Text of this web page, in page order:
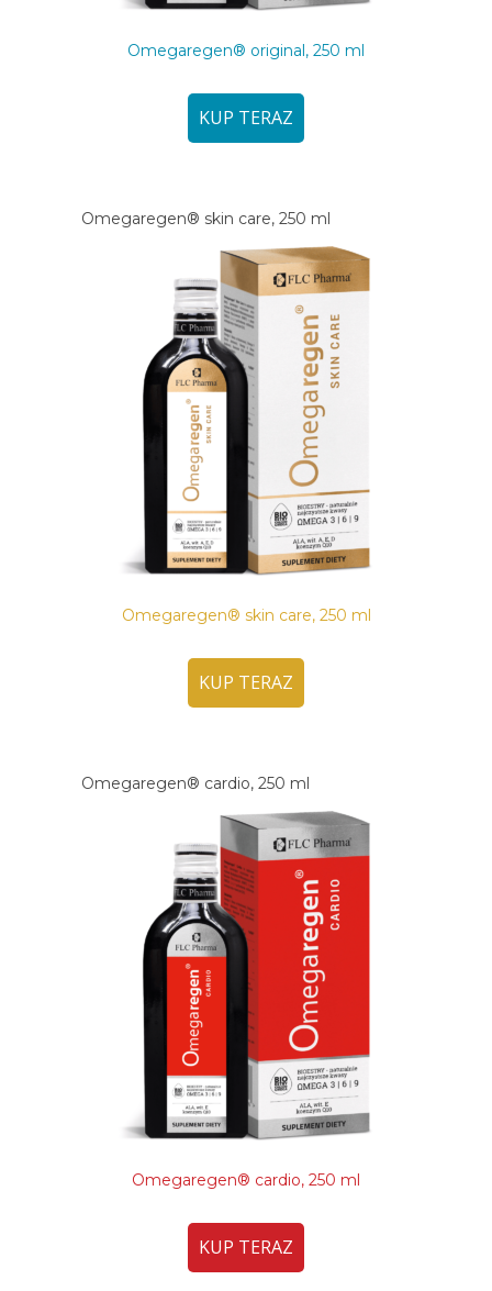
Omegaregen® original, 250 ml
KUP TERAZ
Omegaregen® skin care, 250 ml
Omegaregen® skin care, 250 ml
KUP TERAZ
Omegaregen® cardio, 250 ml
Omegaregen® cardio, 250 ml
KUP TERAZ